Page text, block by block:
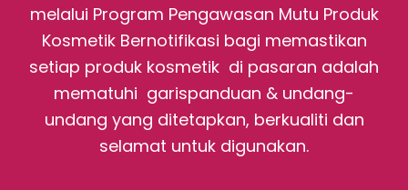
melalui Program Pengawasan Mutu Produk
Kosmetik Bernotifikasi bagi memastikan
setiap produk kosmetik di pasaran adalah
mematuhi garispanduan & undang-
undang yang ditetapkan, berkualiti dan
selamat untuk digunakan.